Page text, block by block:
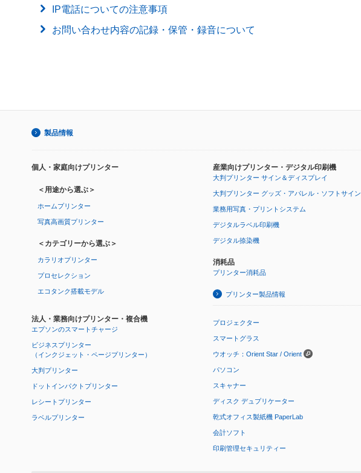
IP電話についての注意事項
お問い合わせ内容の記録・保管・録音について
製品情報
個人・家庭向けプリンター
＜用途から選ぶ＞
ホームプリンター
写真高画質プリンター
＜カテゴリーから選ぶ＞
カラリオプリンター
プロセレクション
エコタンク搭載モデル
法人・業務向けプリンター・複合機
エプソンのスマートチャージ
ビジネスプリンター
（インクジェット・ページプリンター）
大判プリンター
ドットインパクトプリンター
レシートプリンター
ラベルプリンター
産業向けプリンター・デジタル印刷機
大判プリンター サイン＆ディスプレイ
大判プリンター グッズ・アパレル・ソフトサイン
業務用写真・プリントシステム
デジタルラベル印刷機
デジタル捺染機
消耗品
プリンター消耗品
プリンター製品情報
プロジェクター
スマートグラス
ウオッチ：Orient Star / Orient
パソコン
スキャナー
ディスク デュプリケーター
乾式オフィス製紙機 PaperLab
会計ソフト
印刷管理セキュリティー